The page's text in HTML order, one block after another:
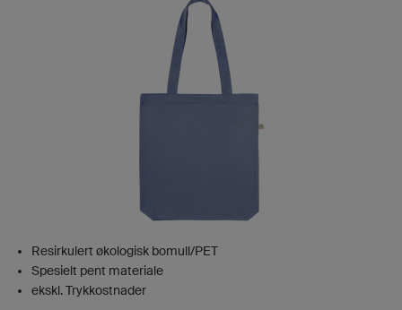
Resirkulert økologisk bomull/PET
Spesielt pent materiale
ekskl. Trykkostnader